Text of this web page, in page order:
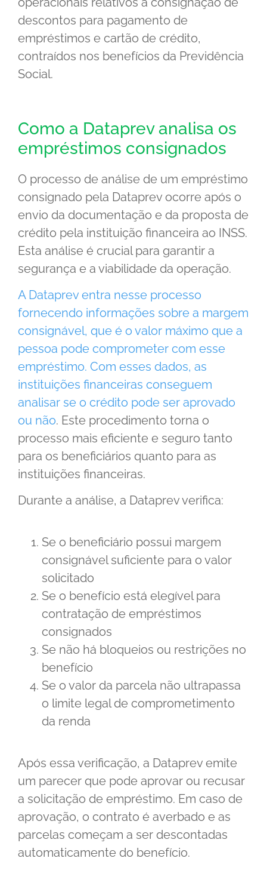
descontos para pagamento de
empréstimos e cartão de crédito,
contraídos nos benefícios da Previdência
Social.
Como a Dataprev analisa os
empréstimos consignados
O processo de análise de um empréstimo
consignado pela Dataprev ocorre após o
envio da documentação e da proposta de
crédito pela instituição financeira ao INSS.
Esta análise é crucial para garantir a
segurança e a viabilidade da operação.
A Dataprev entra nesse processo
fornecendo informações sobre a margem
consignável, que é o valor máximo que a
pessoa pode comprometer com esse
empréstimo. Com esses dados, as
instituições financeiras conseguem
analisar se o crédito pode ser aprovado
ou não. Este procedimento torna o
processo mais eficiente e seguro tanto
para os beneficiários quanto para as
instituições financeiras.
Durante a análise, a Dataprev verifica:
Se o beneficiário possui margem
consignável suficiente para o valor
solicitado
Se o benefício está elegível para
contratação de empréstimos
consignados
Se não há bloqueios ou restrições no
benefício
Se o valor da parcela não ultrapassa
o limite legal de comprometimento
da renda
Após essa verificação, a Dataprev emite
um parecer que pode aprovar ou recusar
a solicitação de empréstimo. Em caso de
aprovação, o contrato é averbado e as
parcelas começam a ser descontadas
automaticamente do benefício.